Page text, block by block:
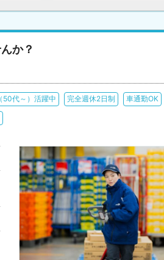
か？
50代～）活躍中 完全週休2日制 車通勤OK